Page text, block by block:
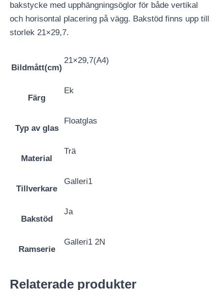
bakstycke med upphängningsöglor för både vertikal
och horisontal placering på vägg. Bakstöd finns upp till
storlek 21×29,7.
Bildmått(cm)
21×29,7(A4)
Färg
Ek
Typ av glas
Floatglas
Material
Trä
Tillverkare
Galleri1
Bakstöd
Ja
Ramserie
Galleri1 2N
Relaterade produkter